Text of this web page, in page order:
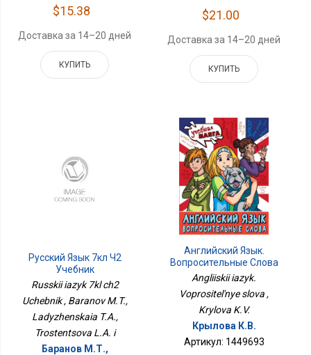
$15.38
Доставка за 14–20 дней
КУПИТЬ
$21.00
Доставка за 14–20 дней
КУПИТЬ
Русский Язык 7кл Ч2
Учебник
Russkii iazyk 7kl ch2
Uchebnik , Baranov M.T.,
Ladyzhenskaia T.A.,
Trostentsova L.A. i
Баранов М.Т.,
Английский Язык.
Вопросительные Слова
Angliiskii iazyk.
Voprositel'nye slova ,
Krylova K.V.
Крылова К.В.
Артикул: 1449693